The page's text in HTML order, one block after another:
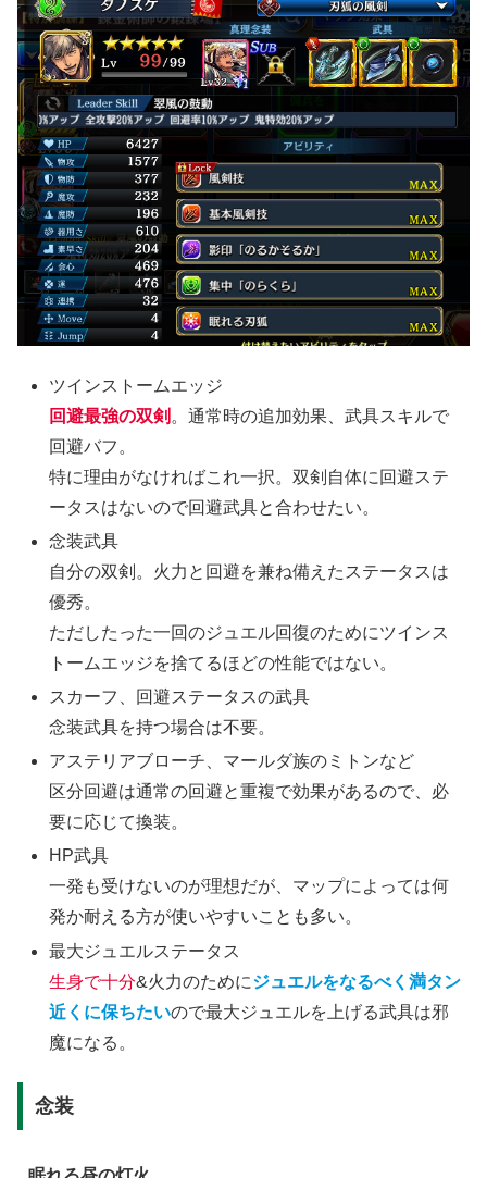
ツインストームエッジ
回避最強の双剣 。通常時の追加効果、武具スキルで
回避バフ。
特に理由がなければこれ一択。双剣自体に回避ステ
ータスはないので回避武具と合わせたい。
念装武具
自分の双剣。火力と回避を兼ね備えたステータスは
優秀。
ただしたった一回のジュエル回復のためにツインス
トームエッジを捨てるほどの性能ではない。
スカーフ、回避ステータスの武具
念装武具を持つ場合は不要。
アステリアブローチ、マールダ族のミトンなど
区分回避は通常の回避と重複で効果があるので、必
要に応じて換装。
HP武具
一発も受けないのが理想だが、マップによっては何
発か耐える方が使いやすいことも多い。
最大ジュエルステータス
生身で十分&火力のためにジュエルをなるべく満タン
近くに保ちたいので最大ジュエルを上げる武具は邪
魔になる。
念装